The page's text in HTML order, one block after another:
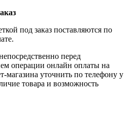
под заказ поставляются по
перед
операции онлайн оплаты на
магазина уточнить по телефону у
товара и возможность